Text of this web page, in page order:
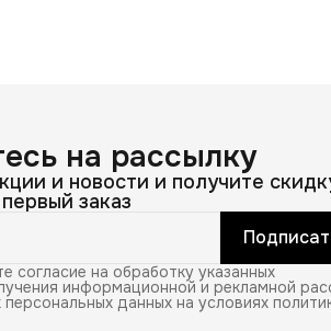
на рассылку
и новости и получите
заказ
согласие на обработку указанных
информационной и рекламной
данных на условиях